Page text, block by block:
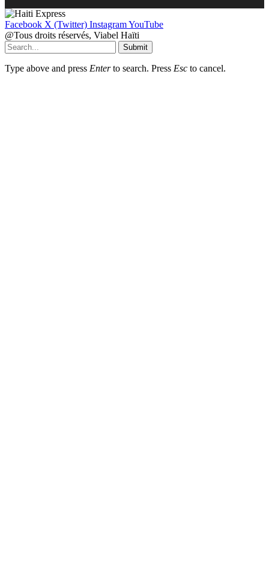
Facebook X (Twitter) InstagramYouTube
@Tous droits réservés, Viabel Haïti
Submit
Type above and press Enterto search. Press Esc to cancel.